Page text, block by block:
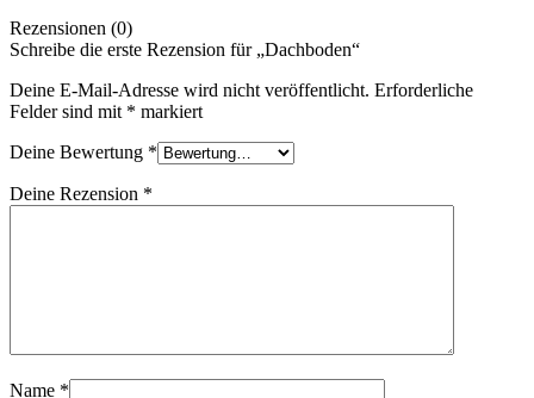
Rezensionen (0)
Schreibe die erste Rezension für „Dachboden“
Deine E-Mail-Adresse wird nicht veröffentlicht. Erforderliche
Felder sind mit * markiert
Deine Bewertung *
Deine Rezension *
Name *